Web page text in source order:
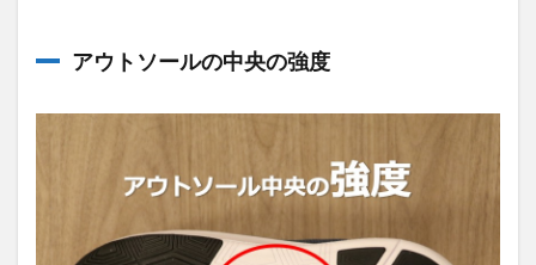
アウトソールの中央の強度